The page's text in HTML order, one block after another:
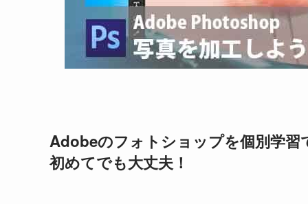
Adobeのフォトショップを個別学習
初めてでも大丈夫！